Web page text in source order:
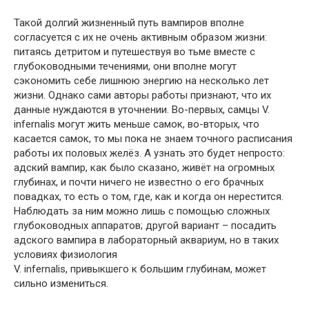
Такой долгий жизненный путь вампиров вполне
согласуется с их не очень активным образом жизни:
питаясь детритом и путешествуя во тьме вместе с
глубоководными течениями, они вполне могут
сэкономить себе лишнюю энергию на несколько лет
жизни. Однако сами авторы работы признают, что их
данные нуждаются в уточнении. Во-первых, самцы V.
infernalis могут жить меньше самок, во-вторых, что
касается самок, то мы пока не знаем точного расписания
работы их половых желёз. А узнать это будет непросто:
адский вампир, как было сказано, живёт на огромных
глубинах, и почти ничего не известно о его брачных
повадках, то есть о том, где, как и когда он нерестится.
Наблюдать за ним можно лишь с помощью сложных
глубоководных аппаратов; другой вариант – посадить
адского вампира в лабораторный аквариум, но в таких
условиях физиология
V. infernalis, привыкшего к большим глубинам, может
сильно измениться.